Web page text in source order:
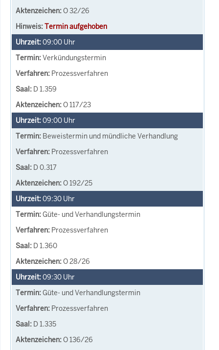
O 32/26
Termin aufgehoben
09:00 Uhr
Verkündungstermin
Prozessverfahren
D 1.359
O 117/23
09:00 Uhr
Beweistermin und mündliche Verhandlung
Prozessverfahren
D 0.317
O 192/25
09:30 Uhr
Güte- und Verhandlungstermin
Prozessverfahren
D 1.360
O 28/26
09:30 Uhr
Güte- und Verhandlungstermin
Prozessverfahren
D 1.335
O 136/26